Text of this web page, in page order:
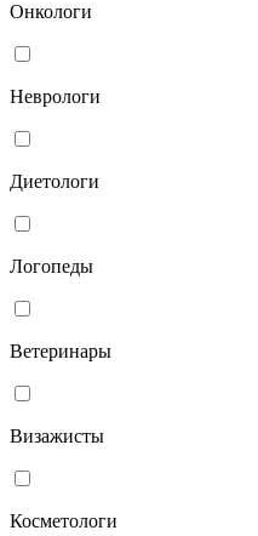
Онкологи
Неврологи
Диетологи
Логопеды
Ветеринары
Визажисты
Косметологи